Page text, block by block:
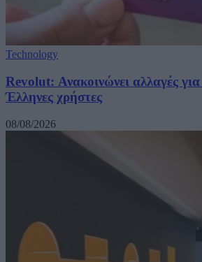
Technology
Revolut: Ανακοινώνει αλλαγές
Έλληνες χρήστες
08/08/2026